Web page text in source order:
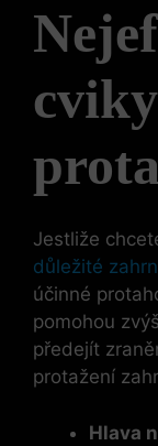
Jestliže
‌důležité
účinné
pomohou
předejít
protažení
Hlava⁢